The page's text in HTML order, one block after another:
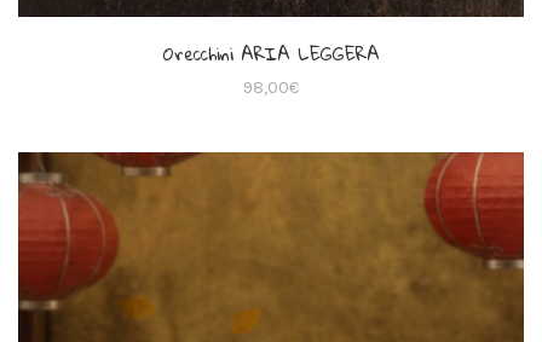
Orecchini ARIA LEGGERA
98,00€